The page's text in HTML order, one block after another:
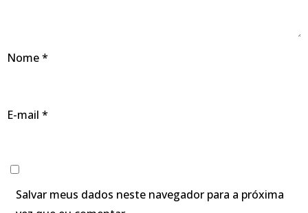
Nome*
E-mail *
Salvar meus dados neste navegador para a próxima